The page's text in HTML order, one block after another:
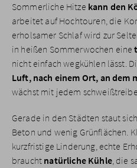
Sommerliche Hitze kann den
arbeitet auf Hochtouren, die
erholsamer Schlaf wird zur
in heißen Sommerwochen eine
nicht einfach wegkühlen lässt.
Luft, nach einem Ort, an dem
wächst mit jedem
Gerade in den Städten staut
Beton und wenig Grünflächen.
kurzfristige Linderung, echte
braucht natürliche Kühle, die